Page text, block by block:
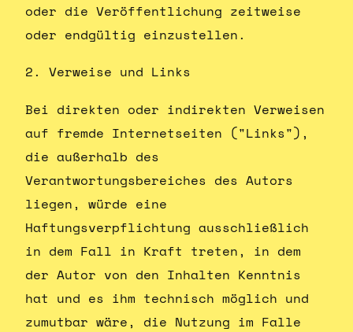
oder die Veröffentlichung zeitweise
oder endgültig einzustellen.
2. Verweise und Links
Bei direkten oder indirekten Verweisen
auf fremde Internetseiten ("Links"),
die außerhalb des
Verantwortungsbereiches des Autors
liegen, würde eine
Haftungsverpflichtung ausschließlich
in dem Fall in Kraft treten, in dem
der Autor von den Inhalten Kenntnis
hat und es ihm technisch möglich und
zumutbar wäre, die Nutzung im Falle